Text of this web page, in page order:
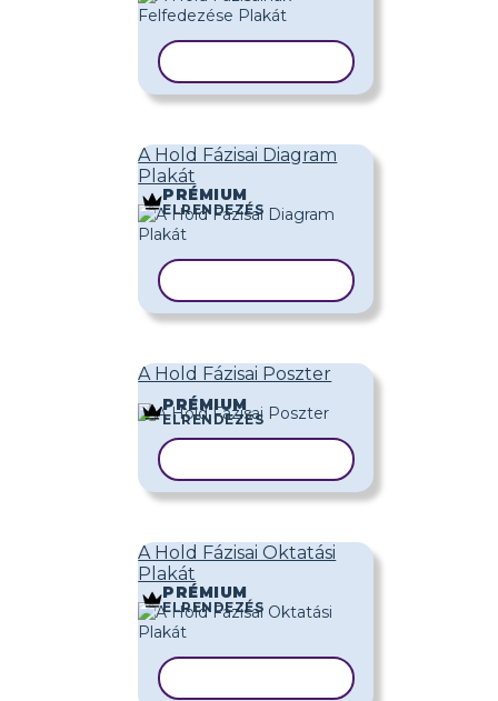
A Hold Fázisai Diagram
Plakát
PRÉMIUM
ELRENDEZÉS
A Hold Fázisai Poszter
PRÉMIUM
ELRENDEZÉS
A Hold Fázisai Oktatási
Plakát
PRÉMIUM
ELRENDEZÉS